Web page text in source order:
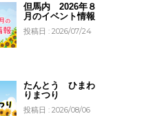
但馬内 2026年８
月のイベント情報
投稿日 : 2026/07/24
たんとう ひまわ
りまつり
投稿日 : 2026/08/06